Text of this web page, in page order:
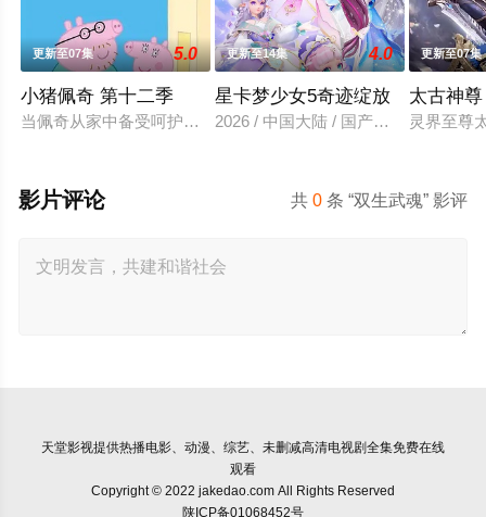
更新至07集 5.0
小猪佩奇 第十二季
当佩奇从家中备受呵护的"小妹妹"一跃成为肩负责任的"大姐姐"
更新至14集 4.0
星卡梦少女5奇迹绽放
2026 / 中国大陆 / 国产动漫
更新至07集
太古神尊
灵界至尊
共0 条 “双生武魂” 影评
影片评论
天堂影视提供热播电影、动漫、综艺、未删减高清电视剧全集免费在线
观看
Copyright © 2022 jakedao.com All Rights Reserved
陕ICP备01068452号